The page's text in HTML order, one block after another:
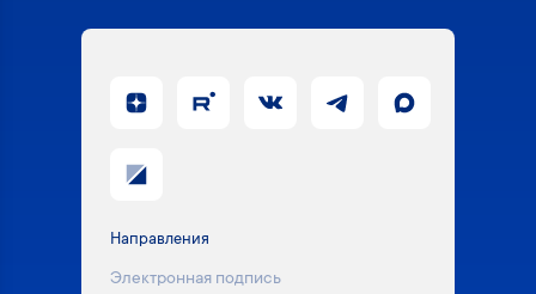
Направления
Электронная подпись